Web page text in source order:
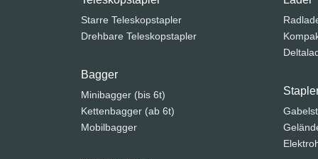
Starre Teleskopstapler
Drehbare Teleskopstapler
Bagger
Minibagger (bis 6t)
Kettenbagger (ab 6t)
Mobilbagger